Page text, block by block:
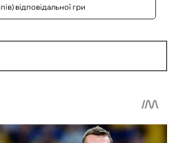
відповідальної гри